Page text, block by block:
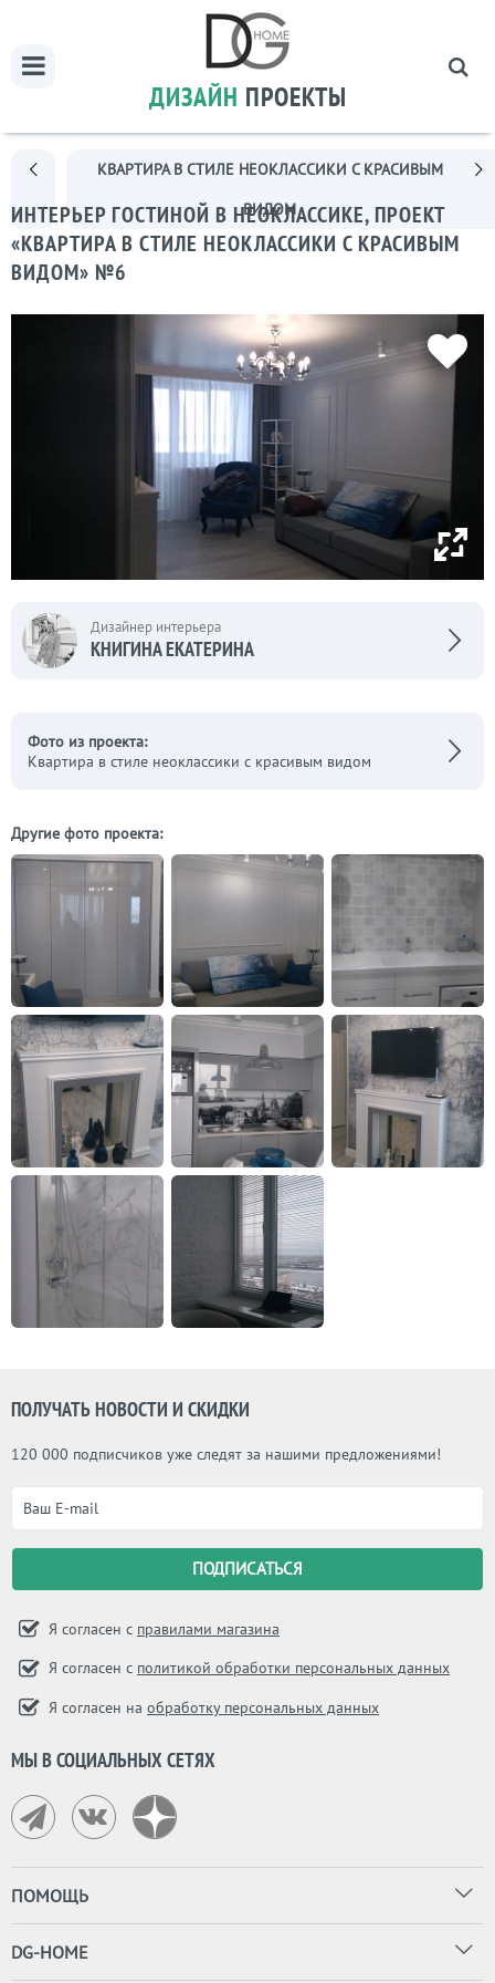
ДИЗАЙН ПРОЕКТЫ
КВАРТИРА В СТИЛЕ НЕОКЛАССИКИ С КРАСИВЫМ
ВИДОМ
ИНТЕРЬЕР ГОСТИНОЙ В НЕОКЛАССИКЕ, ПРОЕКТ
«КВАРТИРА В СТИЛЕ НЕОКЛАССИКИ С КРАСИВЫМ
ВИДОМ» №6
Дизайнер интерьера
КНИГИНА ЕКАТЕРИНА
Фото из проекта:
Квартира в стиле неоклассики с красивым видом
Другие фото проекта:
ПОЛУЧАТЬ НОВОСТИ И СКИДКИ
120 000 подписчиков уже следят за нашими предложениями!
Я согласен с правилами магазина
Я согласен с политикой обработки персональных данных
Я согласен на обработку персональных данных
МЫ В СОЦИАЛЬНЫХ СЕТЯХ
ПОМОЩЬ
DG-HOME